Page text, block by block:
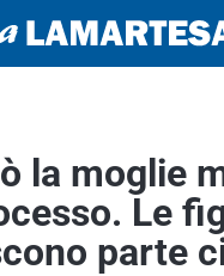
la moglie
Le
parte